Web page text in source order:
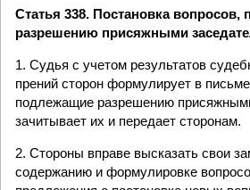
Статья 338. Постановка
разрешению присяжными
1. Судья с учетом результатов
прений сторон формулирует в
подлежащие разрешению
зачитывает их и передает сторонам.
2. Стороны вправе высказать свои
содержанию и формулировке